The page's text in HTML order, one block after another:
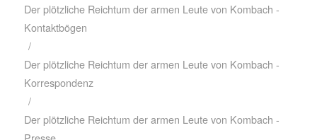
Der plötzliche Reichtum der armen Leute von Kombach -
Kontaktbögen
/
Der plötzliche Reichtum der armen Leute von Kombach -
Korrespondenz
/
Der plötzliche Reichtum der armen Leute von Kombach -